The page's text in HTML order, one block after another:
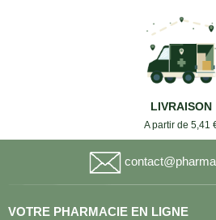
LIVRAISON
A partir de 5,41
VOTRE PHARMACIE EN LIGNE